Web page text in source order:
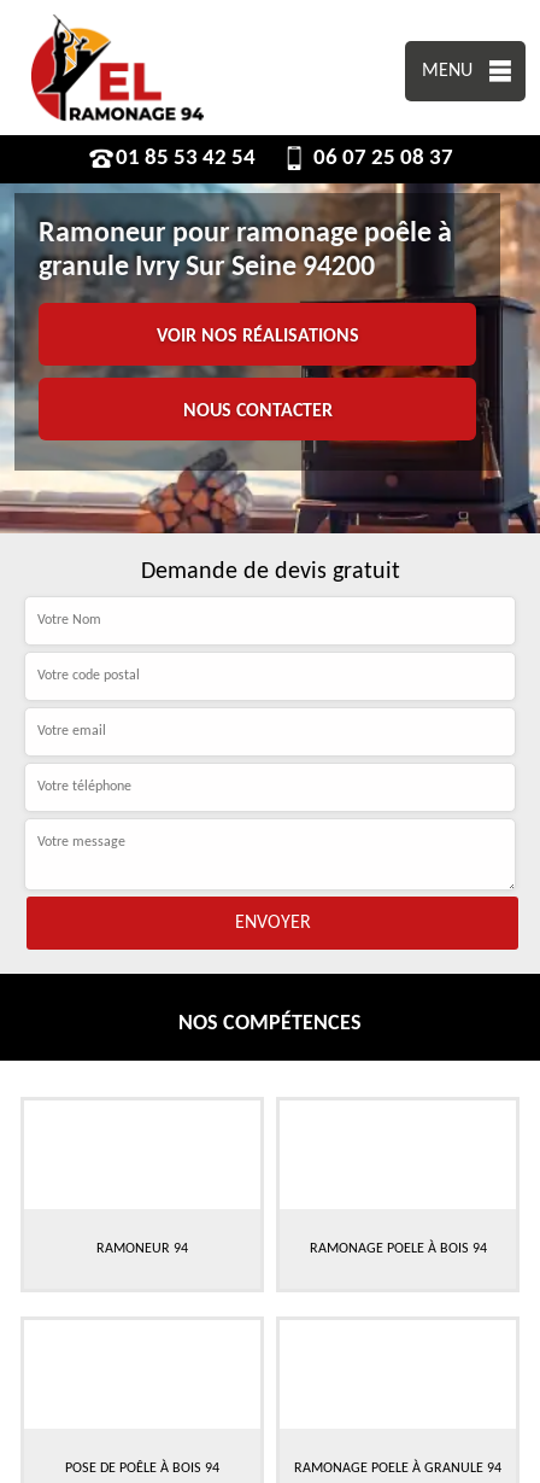
MENU
01 85 53 42 54 06 07 25 08 37
Ramoneur pour ramonage poêle à
granule Ivry Sur Seine 94200
VOIR NOS RÉALISATIONS
NOUS CONTACTER
Demande de devis gratuit
NOS COMPÉTENCES
RAMONEUR 94 RAMONAGE POELE À BOIS 94
POSE DE POÊLE À BOIS 94 RAMONAGE POELE À GRANULE 94